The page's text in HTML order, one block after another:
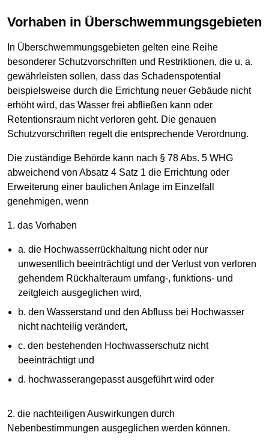
Vorhaben in Überschwemmungsgebieten
In Überschwemmungsgebieten gelten eine Reihe
besonderer Schutzvorschriften und Restriktionen, die u. a.
gewährleisten sollen, dass das Schadenspotential
beispielsweise durch die Errichtung neuer Gebäude nicht
erhöht wird, das Wasser frei abfließen kann oder
Retentionsraum nicht verloren geht. Die genauen
Schutzvorschriften regelt die entsprechende Verordnung.
Die zuständige Behörde kann nach § 78 Abs. 5 WHG
abweichend von Absatz 4 Satz 1 die Errichtung oder
Erweiterung einer baulichen Anlage im Einzelfall
genehmigen, wenn
1. das Vorhaben
a. die Hochwasserrückhaltung nicht oder nur
unwesentlich beeinträchtigt und der Verlust von verloren
gehendem Rückhalteraum umfang-, funktions- und
zeitgleich ausgeglichen wird,
b. den Wasserstand und den Abfluss bei Hochwasser
nicht nachteilig verändert,
c. den bestehenden Hochwasserschutz nicht
beeinträchtigt und
d. hochwasserangepasst ausgeführt wird oder
2. die nachteiligen Auswirkungen durch
Nebenbestimmungen ausgeglichen werden können.